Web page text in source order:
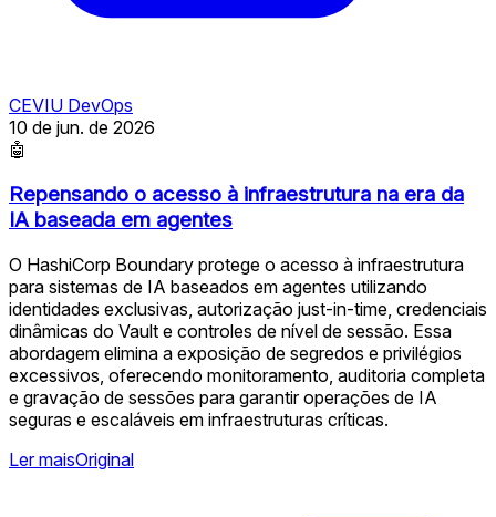
CEVIU DevOps
10 de jun. de 2026
🤖
Repensando o acesso à infraestrutura na era da
IA baseada em agentes
O HashiCorp Boundary protege o acesso à infraestrutura
para sistemas de IA baseados em agentes utilizando
identidades exclusivas, autorização just-in-time, credenciais
dinâmicas do Vault e controles de nível de sessão. Essa
abordagem elimina a exposição de segredos e privilégios
excessivos, oferecendo monitoramento, auditoria completa
e gravação de sessões para garantir operações de IA
seguras e escaláveis em infraestruturas críticas.
Ler maisOriginal